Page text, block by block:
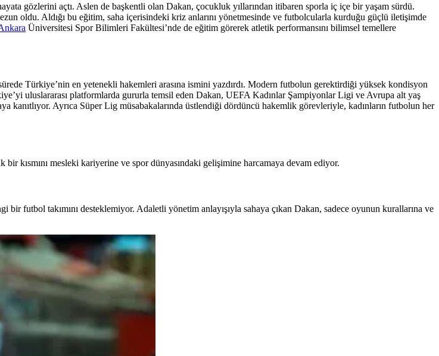
gözlerini açtı. Aslen de başkentli olan Dakan, çocukluk yıllarından itibaren sporla iç içe bir yaşam sürdü.
oldu. Aldığı bu eğitim, saha içerisindeki kriz anlarını yönetmesinde ve futbolcularla kurduğu güçlü iletişimde
Üniversitesi Spor Bilimleri Fakültesi’nde de eğitim görerek atletik performansını bilimsel temellere
Türkiye’nin en yetenekli hakemleri arasına ismini yazdırdı. Modern futbolun gerektirdiği yüksek kondisyon
uluslararası platformlarda gururla temsil eden Dakan, UEFA Kadınlar Şampiyonlar Ligi ve Avrupa alt yaş
Ayrıca Süper Lig müsabakalarında üstlendiği dördüncü hakemlik görevleriyle, kadınların futbolun her
kısmını mesleki kariyerine ve spor dünyasındaki gelişimine harcamaya devam ediyor.
futbol takımını desteklemiyor. Adaletli yönetim anlayışıyla sahaya çıkan Dakan, sadece oyunun kurallarına ve